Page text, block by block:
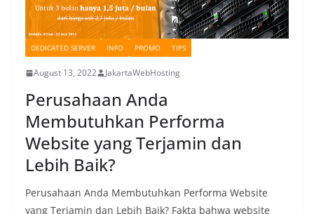
DEDICATED SERVER INFO PROMO TIPS
August 13, 2022 JakartaWebHosting
Perusahaan Anda
Membutuhkan Performa
Website yang Terjamin dan
Lebih Baik?
Perusahaan Anda Membutuhkan Performa Website
yang Terjamin dan Lebih Baik? Fakta bahwa website